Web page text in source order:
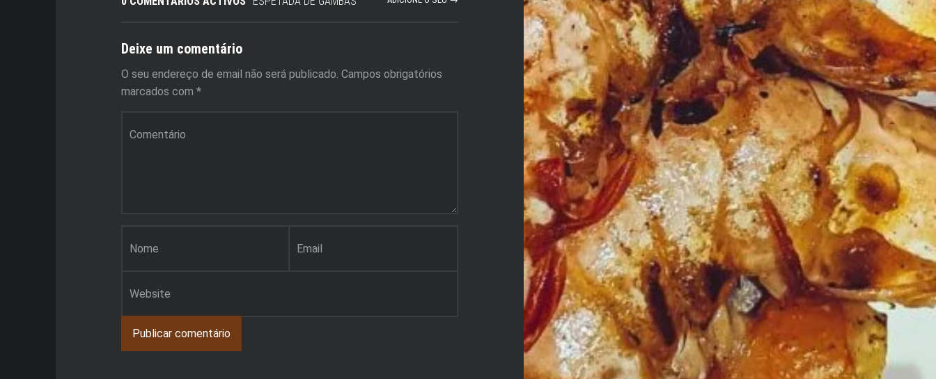
Deixe um comentário
O seu endereço de email não será publicado. Campos obrigatórios
marcados com*